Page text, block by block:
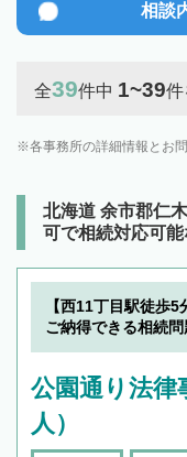
相談
全39件中 1~39件
各事務所の詳細情報とお
北海道 余市郡仁
可で相続対応可
【西11丁目駅徒歩
ご納得できる相続
公園通り法律
人）